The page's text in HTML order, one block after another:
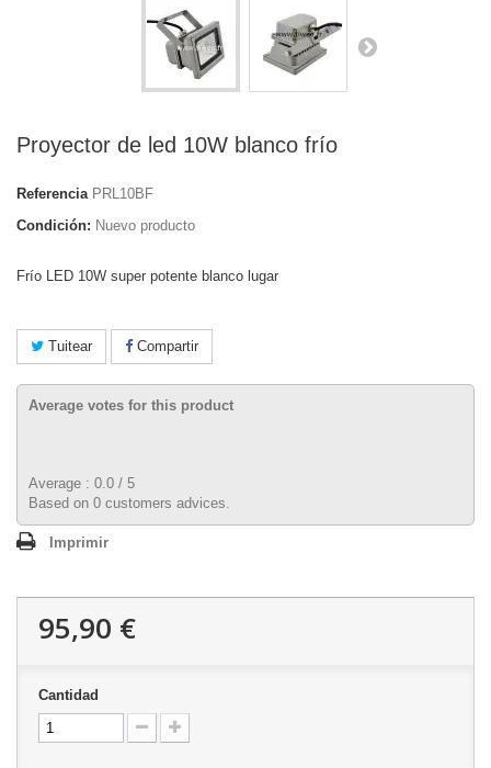
Proyector de led 10W blanco frío
Referencia PRL10BF
Condición: Nuevo producto
Frío LED 10W super potente blanco lugar
Tuitear Compartir
Average votes for this product
Average : 0.0 / 5
Based on 0 customers advices.
Imprimir
95,90 €
Cantidad